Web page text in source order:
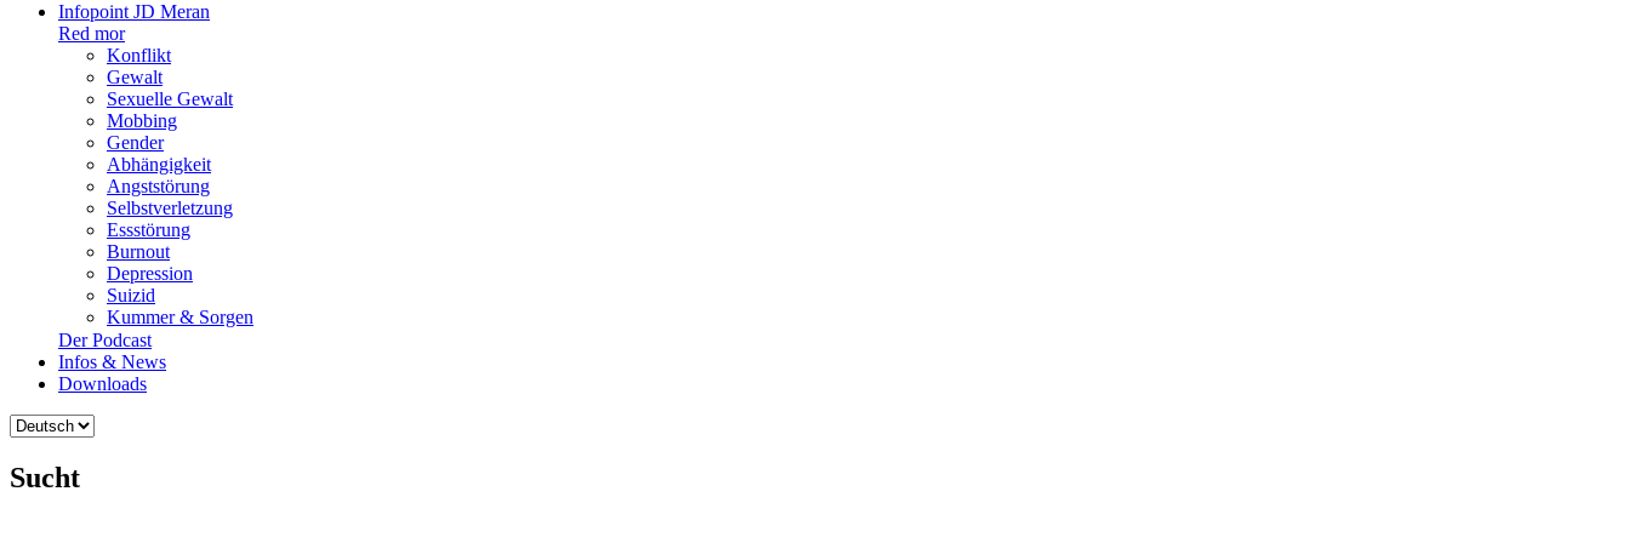
Infopoint JD Meran
Red mor
Konflikt
Gewalt
Sexuelle Gewalt
Mobbing
Gender
Abhängigkeit
Angststörung
Selbstverletzung
Essstörung
Burnout
Depression
Suizid
Kummer & Sorgen
Der Podcast
Infos & News
Downloads
Sprache
Sucht